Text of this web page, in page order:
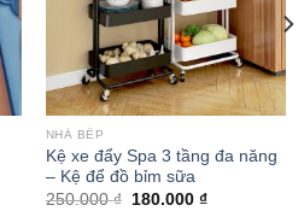
NHÀ BẾP
Kệ xe đẩy Spa 3 tầng đa năng
– Kệ để đồ bỉm sữa
250.000₫ 180.000 ₫